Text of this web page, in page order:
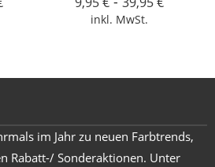
inkl. MwSt.
im Jahr zu neuen Farbtrends,
Rabatt-/ Sonderaktionen. Unter